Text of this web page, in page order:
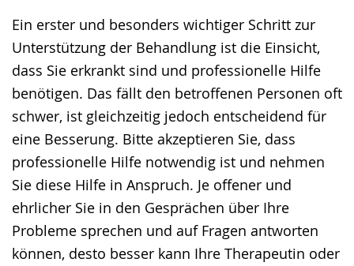
Ein erster und besonders wichtiger Schritt zur
Unterstützung der Behandlung ist die Einsicht,
dass Sie erkrankt sind und professionelle Hilfe
benötigen. Das fällt den betroffenen Personen oft
schwer, ist gleichzeitig jedoch entscheidend für
eine Besserung. Bitte akzeptieren Sie, dass
professionelle Hilfe notwendig ist und nehmen
Sie diese Hilfe in Anspruch. Je offener und
ehrlicher Sie in den Gesprächen über Ihre
Probleme sprechen und auf Fragen antworten
können, desto besser kann Ihre Therapeutin oder
Gebärdensprache
wird
angezeigt.